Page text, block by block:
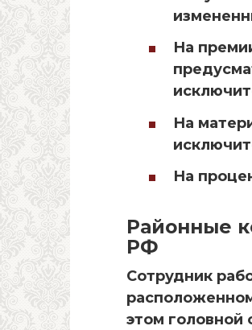
На
На
На
Районные
РФ
Сотрудник
этом головной